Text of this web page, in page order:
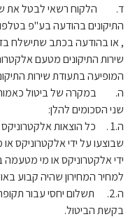
ד. הלקוח רשאי לבטל את
, או בהודעה בכתב שתישלח
שירות התיקונים מטעם
המופיעה בתעודת שירות
ה. במקרה של ביטול כאמור
שני הסכומים להלן:
ה.1 . כל הוצאות אלקטרוניקס
שבוצעו על ידי אלקטרוניקס
ידי אלקטרוניקס או מי
למחיר המחירון שהיה קבוע
ה.2. תשלום יחסי עבור
בקשת הביטול.